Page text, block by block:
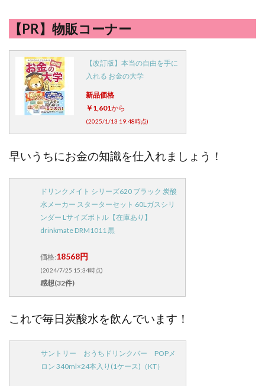
【PR】物販コーナー
【改訂版】本当の自由を手に
入れる お金の大学
新品価格
￥1,601から
(2025/1/13 19:48時点)
早いうちにお金の知識を仕入れましょう！
ドリンクメイト シリーズ620 ブラック 炭酸
水メーカー スターターセット 60Lガスシリ
ンダー Lサイズボトル【在庫あり】
drinkmate DRM1011 黒
価格:18568円
(2024/7/25 15:34時点)
感想(32件)
これで毎日炭酸水を飲んでいます！
サントリー おうちドリンクバー POPメ
ロン 340ml×24本入り(1ケース)（KT）